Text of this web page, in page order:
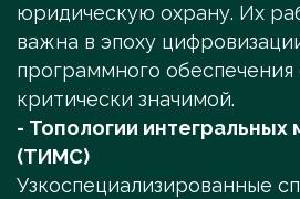
юридическую охрану. Их
важна в эпоху
программного обеспечения
критически значимой.
- Топологии интегральных
(ТИМС)
Узкоспециализированные